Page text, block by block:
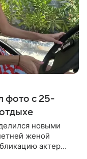
фото с 25-
новыми
женой
актер